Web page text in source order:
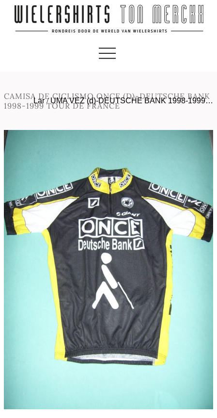
CAMISA DE CICLISMO ONCE (D)-DEUTSCHE BANK
1998-1999 TOUR DE FRANCE
Lar/UMA VEZ (d)-DEUTSCHE BANK 1998-1999…